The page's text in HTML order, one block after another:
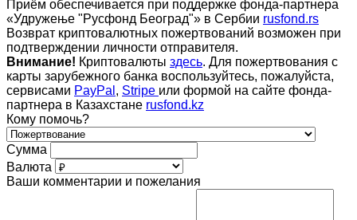
Приём обеспечивается при поддержке фонда-партнера
«Удружење "Русфонд Београд"» в Сербии rusfond.rs
Возврат криптовалютных пожертвований возможен при
подтверждении личности отправителя.
Внимание! Криптовалюты здесь. Для пожертвования с
карты зарубежного банка воспользуйтесь, пожалуйста,
сервисами PayPal , Stripe или формой на сайте фонда-
партнера в Казахстане rusfond.kz
Кому помочь?
Сумма
Валюта
Ваши комментарии и пожелания